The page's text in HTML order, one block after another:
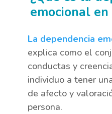
emocional
La dependencia
explica como el
conductas y
individuo a tener
de afecto y
persona.